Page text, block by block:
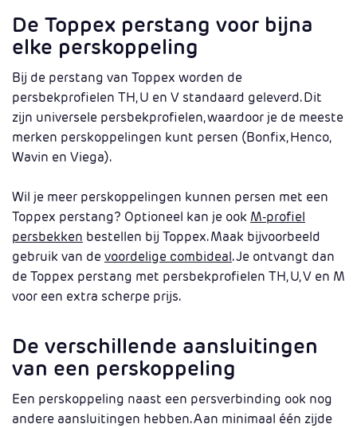
De Toppex perstang voor bijna
elke perskoppeling
Bij de perstang van Toppex worden de
persbekprofielen TH, U en V standaard geleverd. Dit
zijn universele persbekprofielen, waardoor je de meeste
merken perskoppelingen kunt persen (Bonfix, Henco,
Wavin en Viega).
Wil je meer perskoppelingen kunnen persen met een
Toppex perstang? Optioneel kan je ook M-profiel
persbekken bestellen bij Toppex. Maak bijvoorbeeld
gebruik van devoordelige combideal. Je ontvangt dan
de Toppex perstang met persbekprofielen TH, U, V en M
voor een extra scherpe prijs.
De verschillende aansluitingen
van een perskoppeling
Een perskoppeling naast een persverbinding ook nog
andere aansluitingen hebben. Aan minimaal één zijde